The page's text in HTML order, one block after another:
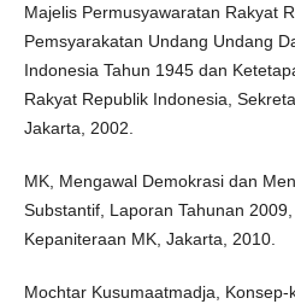
Majelis Permusyawaratan Rakyat
Pemsyarakatan Undang Undang
Indonesia Tahun 1945 dan
Rakyat Republik Indonesia,
Jakarta, 2002.
MK, Mengawal Demokrasi dan
Substantif, Laporan Tahunan
Kepaniteraan MK, Jakarta, 2010.
Mochtar Kusumaatmadja,